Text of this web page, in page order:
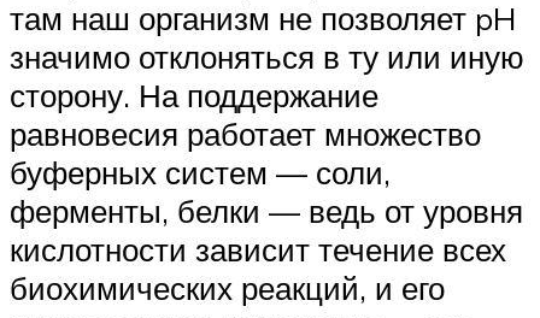
там наш организм не позволяет pH
значимо отклоняться в ту или иную
сторону. На поддержание
равновесия работает множество
буферных систем — соли,
ферменты, белки — ведь от уровня
кислотности зависит течение всех
биохимических реакций, и его